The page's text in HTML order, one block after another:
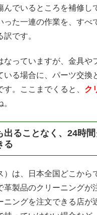
んでいるところを補修し
った一連の作業を、すべ
です。
なっていますが、金具や
いる場合に、パーツ交換
。ここまでくると、 ク
出ることなく、24時
る
）は、日本全国どこから
革製品のクリーニングが
ニングを注文できる店が